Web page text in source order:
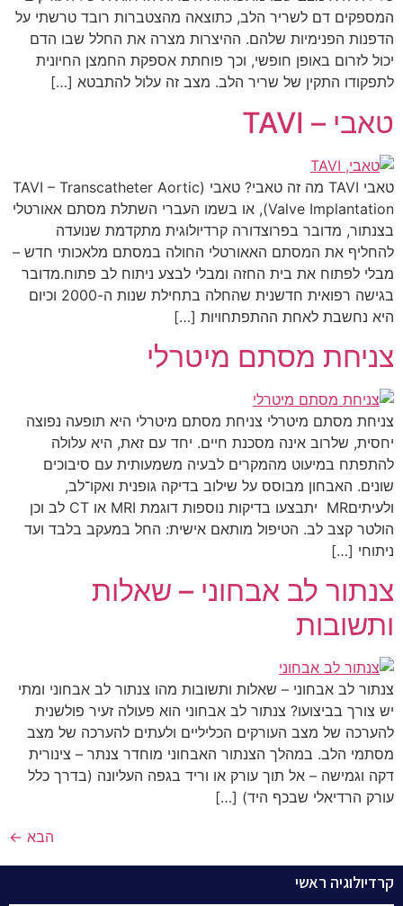
המספקים דם לשריר הלב, כתוצאה מהצטברות רובד טרשתי על
הדפנות הפנימיות שלהם. ההיצרות מצרה את החלל שבו הדם
יכול לזרום באופן חופשי, וכך פוחתת אספקת החמצן החיונית
לתפקודו התקין של שריר הלב. מצב זה עלול להתבטא […]
טאבי – TAVI
טאבי TAVI מה זה טאבי? טאבי (TAVI – Transcatheter Aortic
Valve Implantation), או בשמו העברי השתלת מסתם אאורטלי
בצנתור, מדובר בפרוצדורה קרדיולוגית מתקדמת שנועדה
להחליף את המסתם האאורטלי החולה במסתם מלאכותי חדש –
מבלי לפתוח את בית החזה ומבלי לבצע ניתוח לב פתוח.מדובר
בגישה רפואית חדשנית שהחלה בתחילת שנות ה-2000 וכיום
היא נחשבת לאחת ההתפתחויות […]
צניחת מסתם מיטרלי
צניחת מסתם מיטרלי צניחת מסתם מיטרלי היא תופעה נפוצה
יחסית, שלרוב אינה מסכנת חיים. יחד עם זאת, היא עלולה
להתפתח במיעוט מהמקרים לבעיה משמעותית עם סיבוכים
שונים. האבחון מבוסס על שילוב בדיקה גופנית ואקו־לב,
ולעיתיםMR יתבצעו בדיקות נוספות דוגמת MRI או CT לב וכן
הולטר קצב לב. הטיפול מותאם אישית: החל במעקב בלבד ועד
ניתוחי […]
צנתור לב אבחוני – שאלות
ותשובות
צנתור לב אבחוני – שאלות ותשובות מהו צנתור לב אבחוני ומתי
יש צורך בביצועו? צנתור לב אבחוני הוא פעולה זעיר פולשנית
להערכה של מצב העורקים הכליליים ולעתים להערכה של מצב
מסתמי הלב. במהלך הצנתור האבחוני מוחדר צנתר – צינורית
דקה וגמישה – אל תוך עורק או וריד בגפה העליונה (בדרך כלל
עורק הרדיאלי שבכף היד) […]
הבא ←
קרדיולוגיה ראשי